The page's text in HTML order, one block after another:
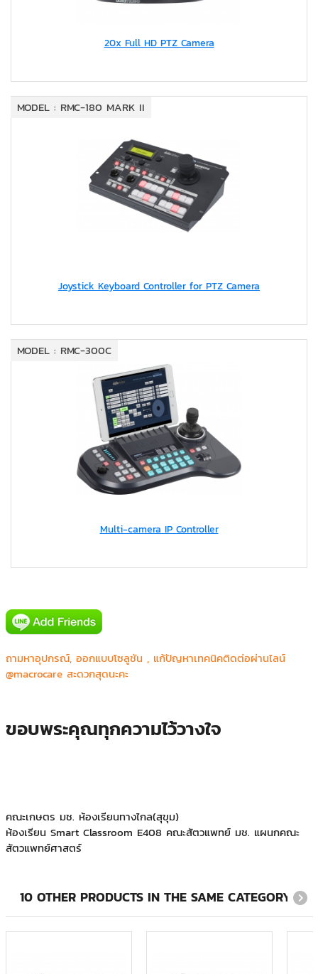
20x Full HD PTZ Camera
MODEL : RMC-180 MARK II
Joystick Keyboard Controller for PTZ Camera
MODEL : RMC-300C
Multi-camera IP Controller
ถามหาอุปกรณ์, ออกแบบโซลูชัน , แก้ปัญหาเทคนิคติดต่อผ่านไลน์
@macrocare สะดวกสุดนะคะ
ขอบพระคุณทุกความไว้วางใจ
สัตวแพทย์ศาสตร์
กรมอุตสาหกรรมพื้นฐานและการเหมืองแร่
สำนักงานทรัพยากรน้ำแห่งชาติ
10 OTHER PRODUCTS IN THE SAME CATEGORY: